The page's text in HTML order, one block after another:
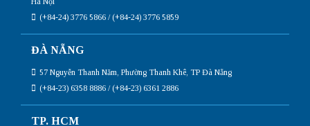
(+84-24) 3776 5866 / (+84-24) 3776 5859
ĐÀ NẴNG
57 Nguyễn Thanh Năm, Phường Thanh Khê, TP Đà Nẵng
(+84-23) 6358 8886 / (+84-23) 6361 2886
TP. HCM